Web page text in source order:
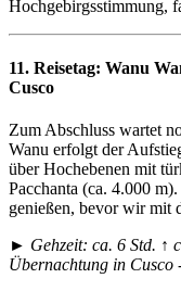
Hochgebirgsstimmung,
11. Reisetag: Wanu
Cusco
Zum Abschluss wartet
Wanu erfolgt der
über Hochebenen mit
Pacchanta (ca. 4.000
genießen, bevor wir mit
► Gehzeit: ca. 6 Std. ↑
Übernachtung in